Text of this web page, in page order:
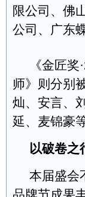
限公司、佛
公司、广东
《金匠
师》则分别
灿、安言、
延、麦锦豪
以破卷之
本届盛会